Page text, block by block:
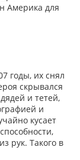
Америка для
годы, их снял
скрывался
дядей и тетей,
и
кусает
рук. Такого в